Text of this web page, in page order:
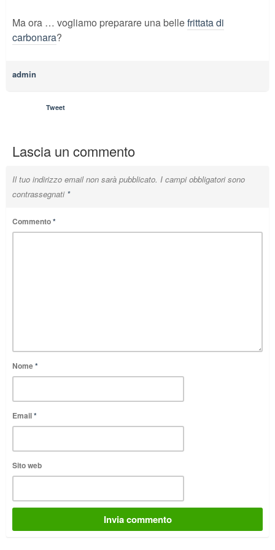
Ma ora … vogliamo preparare una bellefrittata di
carbonara?
admin
Tweet
Lascia un commento
Il tuo indirizzo email non sarà pubblicato. I campi obbligatori sono
contrassegnati *
Commento*
Nome*
Email*
Sito web